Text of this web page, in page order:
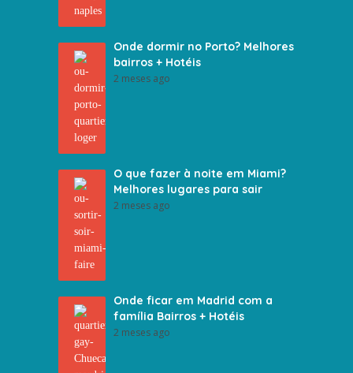
Onde dormir no Porto? Melhores
bairros + Hotéis
2 meses ago
O que fazer à noite em Miami?
Melhores lugares para sair
2 meses ago
Onde ficar em Madrid com a
família Bairros + Hotéis
2 meses ago